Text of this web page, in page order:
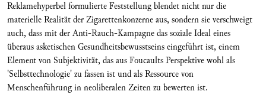
Reklamehyperbel formulierte Feststellung blendet nicht nur die
materielle Realität der Zigarettenkonzerne aus, sondern sie verschweigt
auch, dass mit der Anti-Rauch-Kampagne das soziale Ideal eines
überaus asketischen Gesundheitsbewusstseins eingeführt ist, einem
Element von Subjektivität, das aus Foucaults Perspektive wohl als
'Selbsttechnologie' zu fassen ist und als Ressource von
Menschenführung in neoliberalen Zeiten zu bewerten ist.